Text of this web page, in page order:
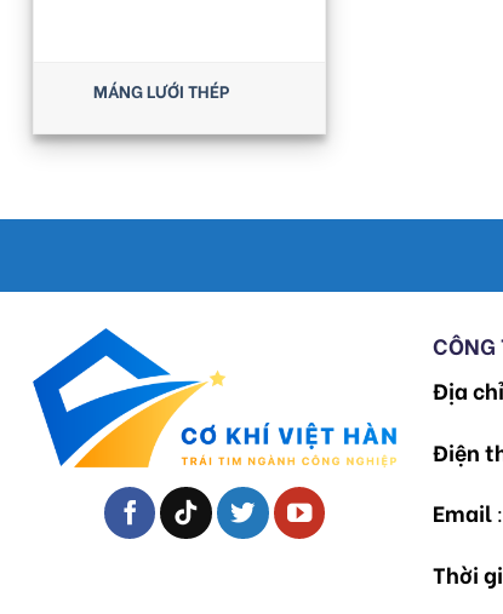
MÁNG LƯỚI THÉP
Địa chỉ
Điện
Email:
Thời